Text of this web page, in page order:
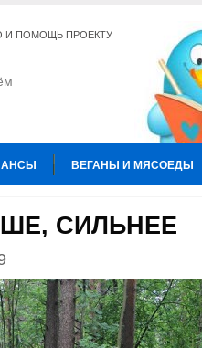
И ПОМОЩЬ ПРОЕКТУ
ВЕГАНЫ И МЯСОЕДЫ
СИЛЬНЕЕ